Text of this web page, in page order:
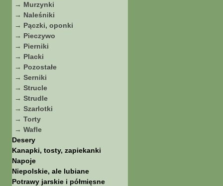
→ Murzynki
→ Naleśniki
→ Pączki, oponki
→ Pieczywo
→ Pierniki
→ Placki
→ Pozostałe
→ Serniki
→ Strucle
→ Strudle
→ Szarlotki
→ Torty
→ Wafle
Desery
Kanapki, tosty, zapiekanki
Napoje
Niepolskie, ale lubiane
Potrawy jarskie i półmięsne